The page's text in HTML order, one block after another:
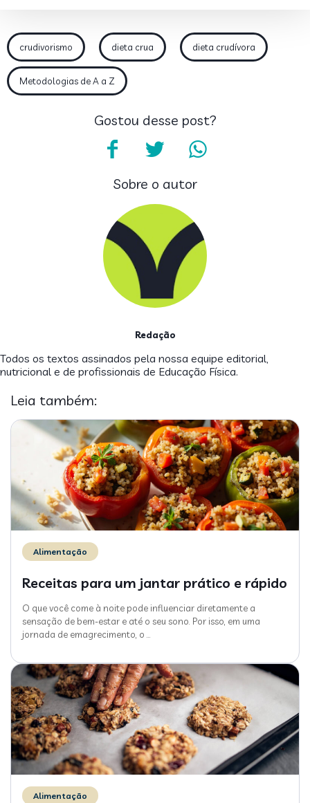
crudivorismo dieta crua dieta crudívora
Metodologias de A a Z
Gostou desse post?
Sobre o autor
Redação
Todos os textos assinados pela nossa equipe editorial,
nutricional e de profissionais de Educação Física.
Leia também:
Alimentação
Receitas para um jantar prático e rápido
O que você come à noite pode influenciar diretamente a
sensação de bem-estar e até o seu sono. Por isso, em uma
jornada de emagrecimento, o
Alimentação